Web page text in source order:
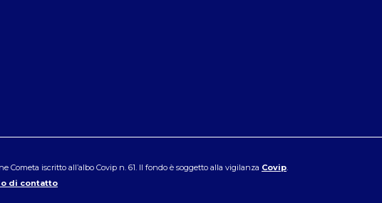
Cometa iscritto all’albo Covip n. 61. Il fondo è soggetto alla vigilanza Covip
di contatto